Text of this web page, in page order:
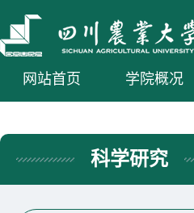
网站首页 学院概况
科学研究